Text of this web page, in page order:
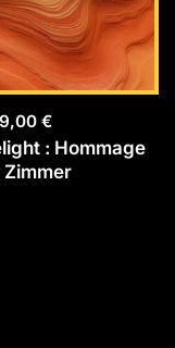
€
: Hommage
Zimmer